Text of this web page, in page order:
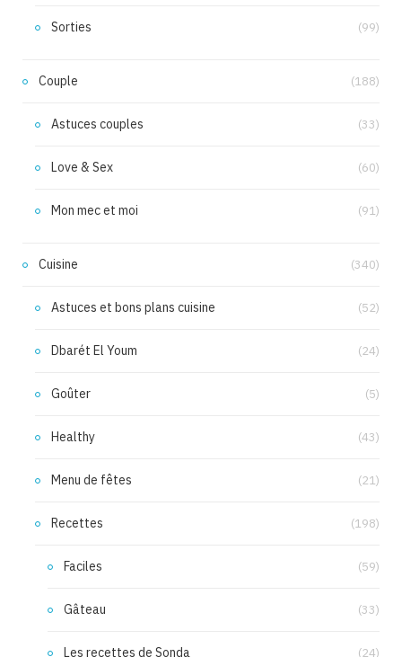
Sorties (99)
Couple (188)
Astuces couples (33)
Love & Sex (60)
Mon mec et moi (91)
Cuisine (340)
Astuces et bons plans cuisine (52)
Dbarét El Youm (24)
Goûter (5)
Healthy (43)
Menu de fêtes (21)
Recettes (198)
Faciles (59)
Gâteau (33)
Les recettes de Sonda (24)